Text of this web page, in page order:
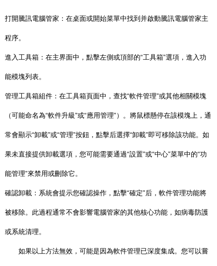
打開騰訊電腦管家：在桌面或開始菜單中找到并啟動騰訊電腦管家主
程序。
進入工具箱：在主界面中，點擊左側或頂部的“工具箱”選項，進入功
能模塊列表。
管理工具箱組件：在工具箱頁面中，查找“軟件管理”或其他相關模塊
（可能命名為“軟件升級”或“應用管理”）。將鼠標懸停在該模塊上，通
常會顯示“卸載”或“管理”按鈕，點擊后選擇“卸載”即可移除該功能。如
果未直接提供卸載選項，您可能需要通過“設置”或“中心”菜單中的“功
能管理”來禁用或刪除它。
確認卸載：系統會提示您確認操作，點擊“確定”后，軟件管理功能將
被移除。此過程通常不會影響電腦管家的其他核心功能，如病毒防護
或系統清理。
如果以上方法無效，可能是因為軟件管理已深度集成。您可以嘗